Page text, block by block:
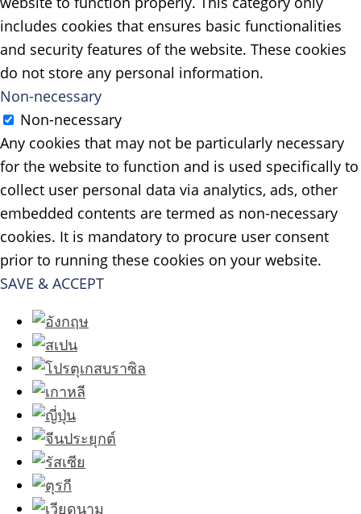
includes cookies that ensures basic functionalities
and security features of the website. These cookies
do not store any personal information.
Non-necessary
Non-necessary
Any cookies that may not be particularly necessary
for the website to function and is used specifically to
collect user personal data via analytics, ads, other
embedded contents are termed as non-necessary
cookies. It is mandatory to procure user consent
prior to running these cookies on your website.
SAVE & ACCEPT